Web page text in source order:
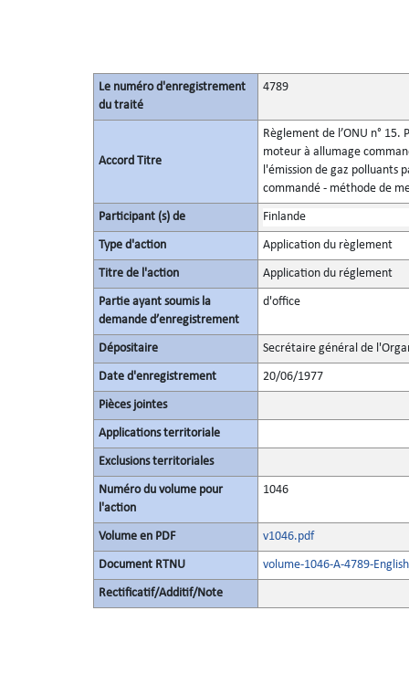
Le numéro d'enregistrement
du traité
4789
Accord Titre
Règlement de l’ONU n°
moteur à allumage
l'émission de gaz polluants
commandé - méthode de
Participant (s) de Finlande
Type d'action Application du règlement
Titre de l'action Application du réglement
Partie ayant soumis la
demande d’enregistrement
d'office
Dépositaire Secrétaire général de
Date d'enregistrement 20/06/1977
Pièces jointes
Applications territoriale
Exclusions territoriales
Numéro du volume pour
l'action
1046
Volume en PDF v1046.pdf
Document RTNU volume-1046-A-4789-
Rectificatif/Additif/Note